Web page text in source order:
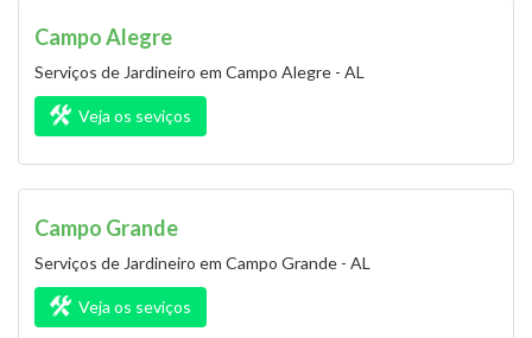
Campo Alegre
Serviços de Jardineiro em Campo Alegre - AL
Veja os seviços
Campo Grande
Serviços de Jardineiro em Campo Grande - AL
Veja os seviços